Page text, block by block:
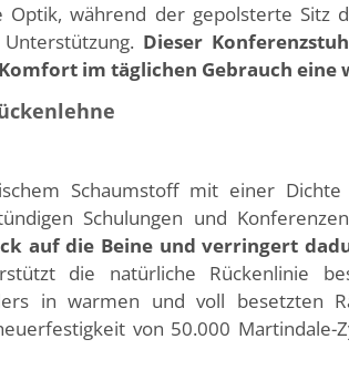
während der gepolsterte Sitz
Dieser
im täglichen Gebrauch eine
Schaumstoff mit einer
Schulungen und
auf die Beine und verringert
die natürliche Rückenlinie
in warmen und voll besetzten
von 50.000